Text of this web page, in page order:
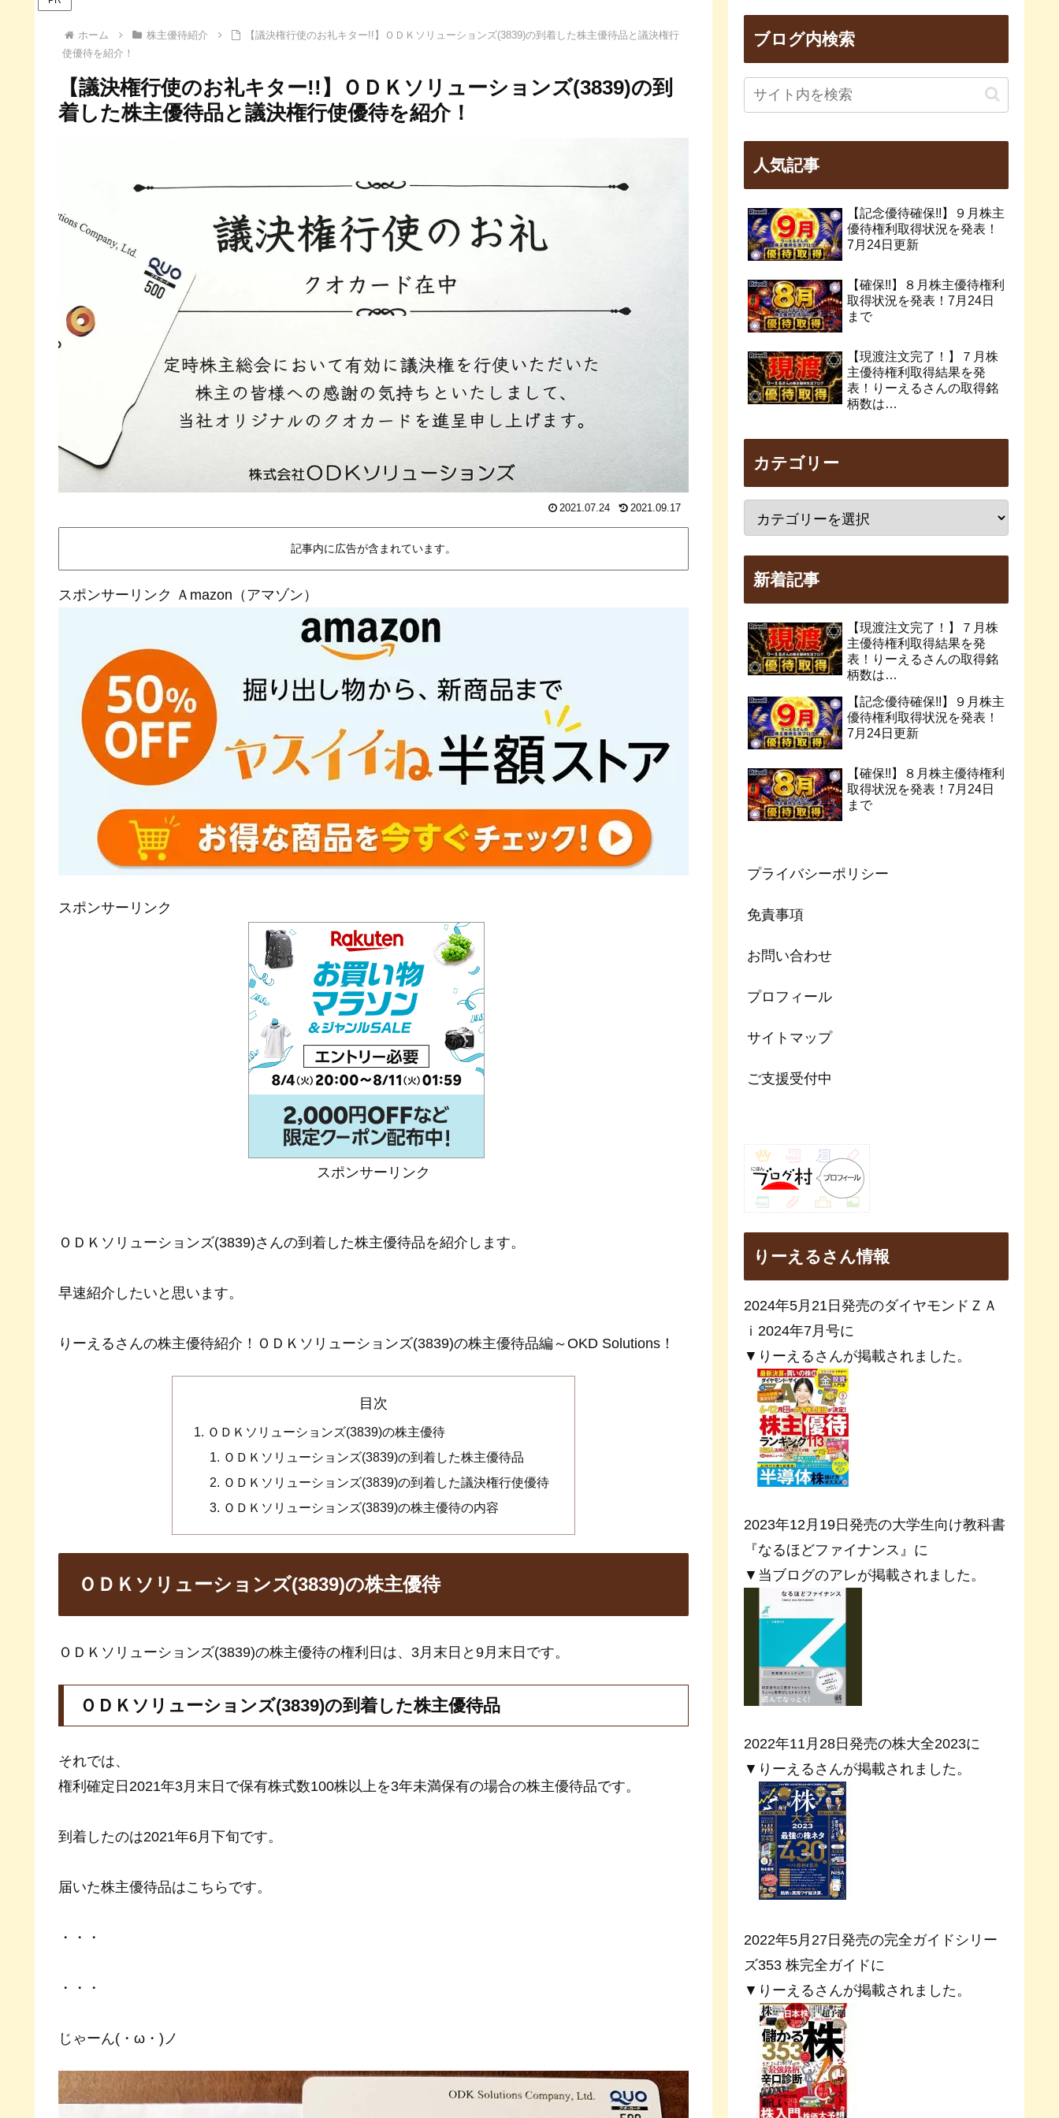
ホーム 株主優待紹介
【議決権行使のお礼キター!!】ＯＤＫソリューションズ(3839)の到着した株主優待品と議決権行
使優待を紹介！
【議決権行使のお礼キター!!】ＯＤＫソリューションズ(3839)の到
着した株主優待品と議決権行使優待を紹介！
2021.07.24 2021.09.17
記事内に広告が含まれています。
スポンサーリンク Ａmazon（アマゾン）
スポンサーリンク
スポンサーリンク
ＯＤＫソリューションズ(3839)さんの到着した株主優待品を紹介します。
早速紹介したいと思います。
りーえるさんの株主優待紹介！ＯＤＫソリューションズ(3839)の株主優待品編～OKD Solutions！
目次
ＯＤＫソリューションズ(3839)の株主優待
ＯＤＫソリューションズ(3839)の到着した株主優待品
ＯＤＫソリューションズ(3839)の到着した議決権行使優待
ＯＤＫソリューションズ(3839)の株主優待の内容
ＯＤＫソリューションズ(3839)の株主優待
ＯＤＫソリューションズ(3839)の株主優待の権利日は、3月末日と9月末日です。
ＯＤＫソリューションズ(3839)の到着した株主優待品
それでは、
権利確定日2021年3月末日で保有株式数100株以上を3年未満保有の場合の株主優待品です。
到着したのは2021年6月下旬です。
届いた株主優待品はこちらです。
・・・
・・・
じゃーん(・ω・)ノ
ブログ内検索
人気記事
【記念優待確保!!】９月株主
優待権利取得状況を発表！
7月24日更新
【確保!!】８月株主優待権利
取得状況を発表！7月24日
まで
【現渡注文完了！】７月株
主優待権利取得結果を発
表！りーえるさんの取得銘
柄数は…
カテゴリー
新着記事
【現渡注文完了！】７月株
主優待権利取得結果を発
表！りーえるさんの取得銘
柄数は…
【記念優待確保!!】９月株主
優待権利取得状況を発表！
7月24日更新
【確保!!】８月株主優待権利
取得状況を発表！7月24日
まで
プライバシーポリシー
免責事項
お問い合わせ
プロフィール
サイトマップ
ご支援受付中
りーえるさん情報
2024年5月21日発売のダイヤモンドＺＡ
ｉ2024年7月号に
▼りーえるさんが掲載されました。
2023年12月19日発売の大学生向け教科書
『なるほどファイナンス』に
▼当ブログのアレが掲載されました。
2022年11月28日発売の株大全2023に
▼りーえるさんが掲載されました。
2022年5月27日発売の完全ガイドシリー
ズ353 株完全ガイドに
▼りーえるさんが掲載されました。